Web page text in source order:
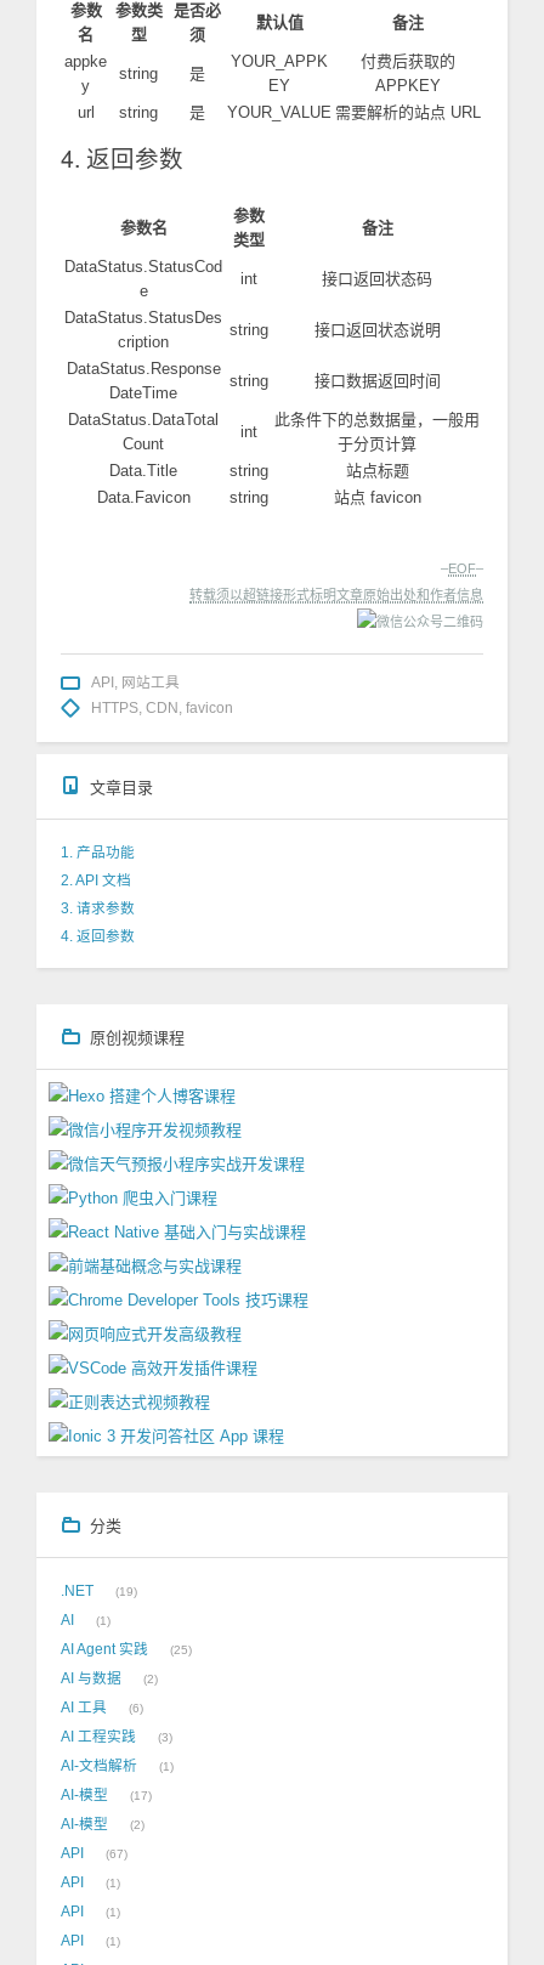
参数
名
参数类
型
是否必
须
默认值 备注
appke
y
string 是
YOUR_APPK
EY
付费后获取的
APPKEY
url
string 是 YOUR_VALUE 需要解析的站点 URL
4. 返回参数
参数名
参数
类型
备注
DataStatus.StatusCod
e
int 接口返回状态码
DataStatus.StatusDes
cription
string 接口返回状态说明
DataStatus.Response
DateTime
string 接口数据返回时间
DataStatus.DataTotal
Count
int
此条件下的总数据量，一般用
于分页计算
Data.Title
string
站点标题
Data.Favicon
string 站点 favicon
–EOF–
转载须以超链接形式标明文章原始出处和作者信息
API 网站工具
HTTPS CDN favicon
文章目录
1. 产品功能
2. API 文档
3. 请求参数
4. 返回参数
原创视频课程
分类
.NET 19
AI 1
AI Agent 实践 25
AI 与数据 2
AI 工具 6
AI 工程实践 3
AI-文档解析 1
AI-模型 17
AI-模型 2
API 67
API 1
API 1
API 1